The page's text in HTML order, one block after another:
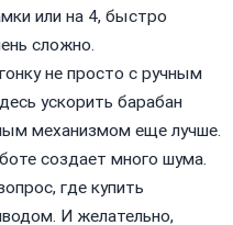
или на 4, быстро
сложно.
не просто с ручным
ускорить барабан
механизмом еще лучше.
создает много шума.
где купить
И желательно,